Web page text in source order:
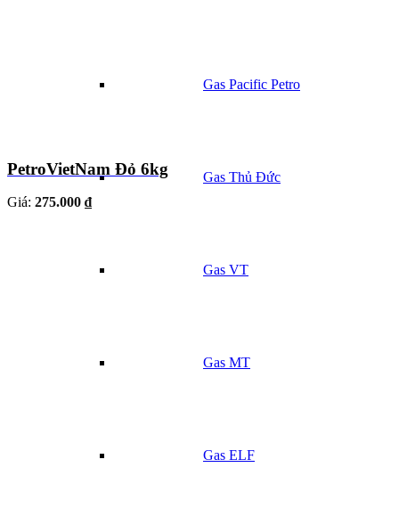
Gas Pacific Petro
Gas Thủ Đức
Gas VT
Gas MT
Gas ELF
PetroVietNam Đỏ 6kg
Giá: 275.000 ₫